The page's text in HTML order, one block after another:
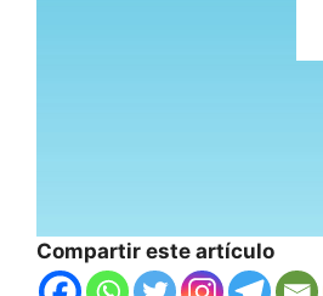
Compartir este artículo